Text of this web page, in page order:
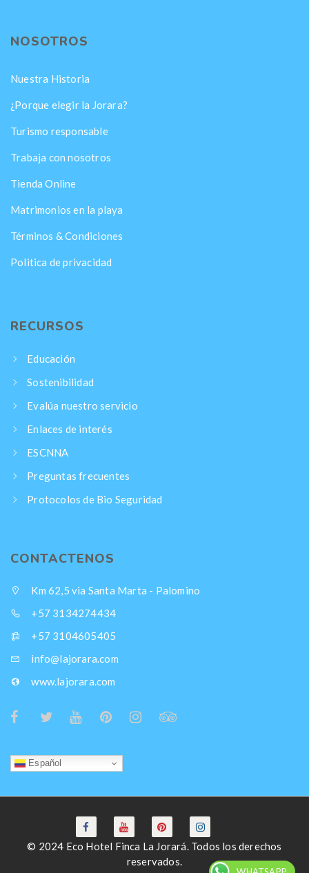
NOSOTROS
Nuestra Historia
¿Porque elegir la Jorara?
Turismo responsable
Trabaja con nosotros
Tienda Online
Matrimonios en la playa
Términos & Condiciones
Politica de privacidad
RECURSOS
Educación
Sostenibilidad
Evalúa nuestro servicio
Enlaces de interés
ESCNNA
Preguntas frecuentes
Protocolos de Bio Seguridad
CONTACTENOS
Km 62,5 via Santa Marta - Palomino
+57 3134274434
+57 3104605405
info@lajorara.com
www.lajorara.com
Español
© 2024 Eco Hotel Finca La Jorará. Todos los derechos
reservados.